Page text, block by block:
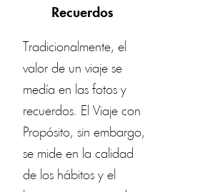
Recuerdos
Tradicionalmente, el
valor de un viaje se
medía en las fotos y
recuerdos. El Viaje con
Propósito, sin embargo,
se mide en la calidad
de los hábitos y el